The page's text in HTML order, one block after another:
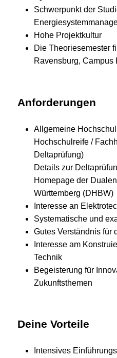
Schwerpunkt der
Hohe Projektkultur
Die Theoriesemester
Ravensburg, Campus
Anforderungen
Allgemeine
Hochschulreife /
Deltaprüfung)
Details zur
Homepage der
Württemberg (DHBW)
Interesse an
Systematische und
Gutes Verständnis für
Interesse am
Technik
Begeisterung für
Zukunftsthemen
Deine Vorteile
Intensives